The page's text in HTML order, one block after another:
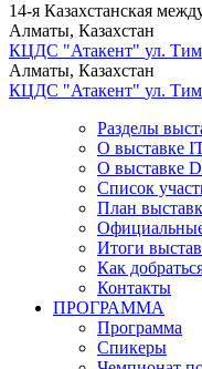
14-я Казахстанская
Алматы, Казахстан
КЦДС "Атакент" ул.
Алматы, Казахстан
КЦДС "Атакент" ул.
Разделы
О выставке
О выставке
Список
План
Итоги
Как
Контакты
ПРОГРАММА
Программа
Спикеры